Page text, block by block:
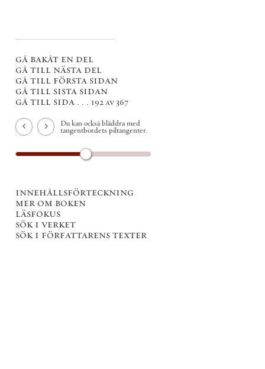
gå bakåt en del
gå till nästa del
gå till första sidan
gå till sista sidan
gå till sida . . . 192 av 367
Du kan också bläddra med
tangentbordets piltangenter.
innehållsförteckning
mer om boken
läsfokus
sök i verket
sök i författarens texter